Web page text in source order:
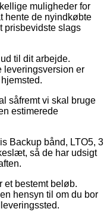
muligheder for
hente de nyindkøbte
prisbevidste slags
til dit arbejde.
leveringsversion er
såfremt vi skal bruge
estimerede
Backup bånd, LTO5, 3
så de har udsigt
et bestemt beløb.
hensyn til om du bor